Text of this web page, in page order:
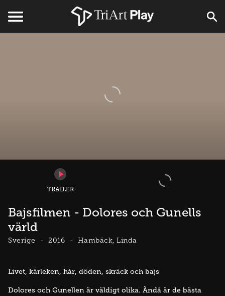
TRAILER
Bajsfilmen - Dolores och Gunells
värld
Sverige 2016 Hambäck, Linda
Livet, kärleken, hår, döden, skräck och bajs
Dolores och Gunellen är väldigt olika. Ändå är de bästa